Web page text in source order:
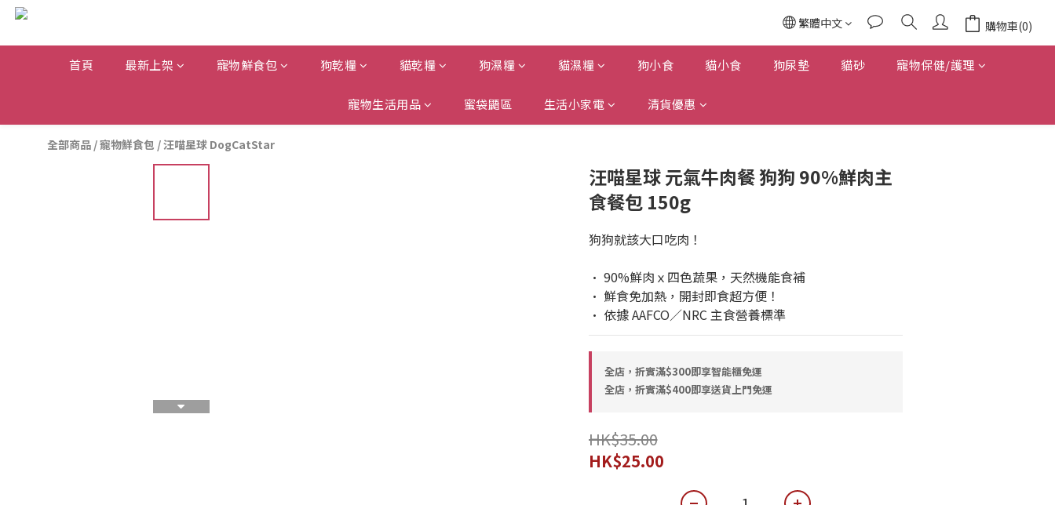
繁體中文 購物車(0)
首頁 最新上架 寵物鮮食包 狗乾糧 貓乾糧 狗濕糧 貓濕糧 狗小食 貓小食 狗尿墊 貓砂 寵物保健/護理
寵物生活用品 蜜袋鼯區 生活小家電 清貨優惠
全部商品 /寵物鮮食包 /汪喵星球 DogCatStar
汪喵星球 元氣牛肉餐 狗狗 90%鮮肉主
食餐包 150g
狗狗就該大口吃肉！
• 90%鮮肉ｘ四色蔬果，天然機能食補
• 鮮食免加熱，開封即食超方便！
• 依據 AAFCO／NRC 主食營養標準
全店，折實滿$300即享智能櫃免運
全店，折實滿$400即享送貨上門免運
HK$35.00
HK$25.00